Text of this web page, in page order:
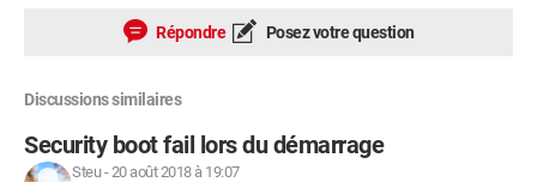
Répondre Posez votre question
Discussions similaires
Security boot fail lors du démarrage
Steu-20 août 2018 à 19:07